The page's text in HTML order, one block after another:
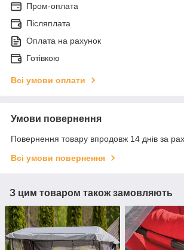
Пром-оплата
Післяплата
Оплата на рахунок
Готівкою
Всі умови оплати
Умови повернення
Повернення товару впродовж 14 днів за
Всі умови повернення
З цим товаром також замовляють